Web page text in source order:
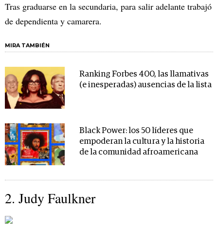
Tras graduarse en la secundaria, para salir adelante trabajó
de dependienta y camarera.
MIRA TAMBIÉN
Ranking Forbes 400, las llamativas
(e inesperadas) ausencias de la lista
Black Power: los 50 líderes que
empoderan la cultura y la historia
de la comunidad afroamericana
2. Judy Faulkner